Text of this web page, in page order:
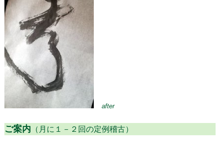
after
ご案内 （月に１－２回の定例稽古）